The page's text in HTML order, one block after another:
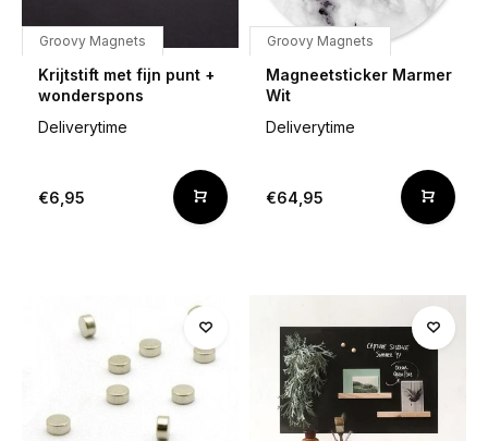
Groovy Magnets
Krijtstift met fijn punt +
wonderspons
Deliverytime
€6,95
Groovy Magnets
Magneetsticker Marmer
Wit
Deliverytime
€64,95